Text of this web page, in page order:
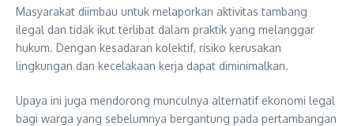
Masyarakat diimbau untuk melaporkan aktivitas tambang
ilegal dan tidak ikut terlibat dalam praktik yang melanggar
hukum. Dengan kesadaran kolektif, risiko kerusakan
lingkungan dan kecelakaan kerja dapat diminimalkan.
Upaya ini juga mendorong munculnya alternatif ekonomi legal
bagi warga yang sebelumnya bergantung pada pertambangan